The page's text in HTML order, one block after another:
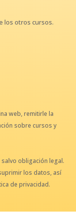
los otros cursos.
web, remitirle la
sobre cursos y
obligación legal.
los datos, así
de privacidad.